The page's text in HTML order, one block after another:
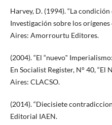
Harvey, D. (1994). “La
Investigación sobre los
Aires: Amorrourtu Editores.
(2004). “El “nuevo‟
En Socialist Register, N° 40, “El
Aires: CLACSO.
(2014). “Diecisiete
Editorial IAEN.